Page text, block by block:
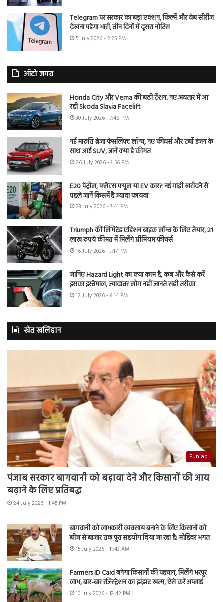
Telegram पर सरकार का बड़ा एक्शन, फिल्में और वेब सीरीज
देखना पड़ेगा भारी, तीन दिनों में दूसरा नोटिस
5 July 2026 - 2:25 PM
ऑटो जगत
Honda City और Verna की बढ़ी टेंशन, नए अवतार में आ
रही Skoda Slavia Facelift
30 July 2026 - 7:48 PM
नई मारुति ब्रेजा फेसलिफ्ट लॉन्च, नए फीचर्स और टर्बो इंजन के
साथ आई SUV, जानें क्या है कीमत
26 July 2026 - 3:56 PM
E20 पेट्रोल, फ्लेक्स फ्यूल या EV कार? नई गाड़ी खरीदने से
पहले जानें किसमें है ज्यादा फायदा
23 July 2026 - 7:41 PM
Triumph की लिमिटेड एडिशन बाइक लॉन्च के लिए तैयार, 21
लाख रुपये कीमत में मिलेंगे प्रीमियम फीचर्स
16 July 2026 - 3:17 PM
जानिए Hazard Light का क्या काम है, कब और कैसे करें
इसका इस्तेमाल, ज्यादातर लोग नहीं जानते सही तरीका
12 July 2026 - 6:14 PM
खेत खलिहान
Punjab
पंजाब सरकार बागवानी को बढ़ावा देने और किसानों की आय
बढ़ाने के लिए प्रतिबद्ध
24 July 2026 - 1:45 PM
बागवानी को लाभकारी व्यवसाय बनाने के लिए किसानों को
बीज से बाजार तक पूरा सहयोग दिया जा रहा है: मोहिंदर भगत
15 July 2026 - 11:43 AM
Farmers ID Card बनेगा किसानों की पहचान, मिलेंगे भरपूर
लाभ, बार-बार रजिस्ट्रेशन का झंझट खत्म, ऐसे करें अप्लाई
10 July 2026 - 12:42 PM